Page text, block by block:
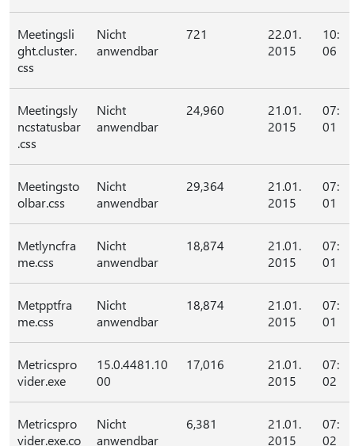
Meetingsli
ght.cluster.
css
Nicht
anwendbar
721
22.01.
2015
10:
06
Meetingsly
ncstatusbar
.css
Nicht
anwendbar
24,960
21.01.
2015
07:
01
Meetingsto
olbar.css
Nicht
anwendbar
29,364
21.01.
2015
07:
01
Metlyncfra
me.css
Nicht
anwendbar
18,874
21.01.
2015
07:
01
Metpptfra
me.css
Nicht
anwendbar
18,874
21.01.
2015
07:
01
Metricspro
vider.exe
15.0.4481.10
00
17,016
21.01.
2015
07:
02
Metricspro
vider.exe.co
Nicht
anwendbar
6,381
21.01.
2015
07:
02